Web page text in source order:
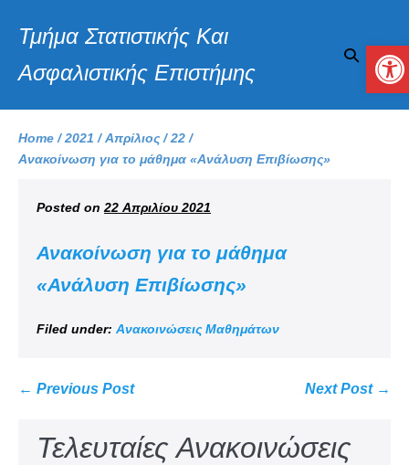
Τμήμα Στατιστικής Και
Ασφαλιστικής Επιστήμης
Home /2021 /Απρίλιος /22 /
Ανακοίνωση για το μάθημα «Ανάλυση Επιβίωσης»
Posted on 22 Απριλίου 2021
Ανακοίνωση για το μάθημα
«Ανάλυση Επιβίωσης»
Filed under: Ανακοινώσεις Μαθημάτων
← Previous Post Next Post →
Τελευταίες Ανακοινώσεις